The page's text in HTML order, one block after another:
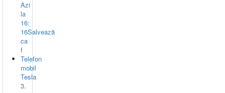
Azi
la
16:
16Salvează
ca
f
Telefon
mobil
Tesla
3.